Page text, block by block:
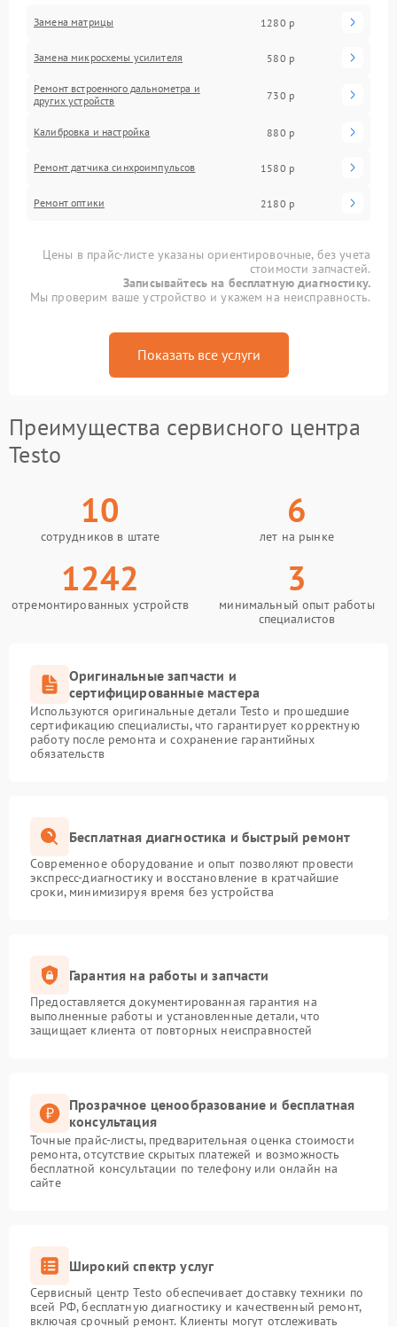
Замена матрицы 1280 р
Замена микросхемы усилителя 580 р
Ремонт встроенного дальнометра и
других устройств
730 р
Калибровка и настройка 880 р
Ремонт датчика синхроимпульсов 1580 р
Ремонт оптики 2180 р
Цены в прайс-листе указаны ориентировочные, без учета
стоимости запчастей.
Записывайтесь на бесплатную диагностику.
Мы проверим ваше устройство и укажем на неисправность.
Показать все услуги
Преимущества сервисного центра
Testo
10
сотрудников в штате
6
лет на рынке
1242
отремонтированных устройств
3
минимальный опыт работы
специалистов
Оригинальные запчасти и
сертифицированные мастера
Используются оригинальные детали Testo и прошедшие
сертификацию специалисты, что гарантирует корректную
работу после ремонта и сохранение гарантийных
обязательств
Бесплатная диагностика и быстрый ремонт
Современное оборудование и опыт позволяют провести
экспресс-диагностику и восстановление в кратчайшие
сроки, минимизируя время без устройства
Гарантия на работы и запчасти
Предоставляется документированная гарантия на
выполненные работы и установленные детали, что
защищает клиента от повторных неисправностей
Прозрачное ценообразование и бесплатная
консультация
Точные прайс-листы, предварительная оценка стоимости
ремонта, отсутствие скрытых платежей и возможность
бесплатной консультации по телефону или онлайн на
сайте
Широкий спектр услуг
Сервисный центр Testo обеспечивает доставку техники по
всей РФ, бесплатную диагностику и качественный ремонт,
включая срочный ремонт. Клиенты могут отслеживать